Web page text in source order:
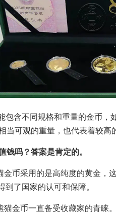
包含不同规格和重量的金币，
当可观的重量，也代表着较高
钱吗？答案是肯定的。
金币采用的是高纯度的黄金，
到了国家的认可和保障。
猫金币一直备受收藏家的青睐